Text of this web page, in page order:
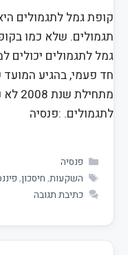
קופת גמל לתגמולים
תגמולים. שלא כמו
גמל לתגמולים יכולים
חד פעמי, בהגיע
לתגמולים. :פנסיה
פנסיה
השקעות, חיסכון,
כתיבת תגובה